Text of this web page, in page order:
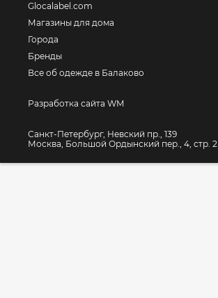
Glocalabel.com
Магазины для дома
Города
Бренды
Все об одежде в Балаково
Разработка сайта WM
Санкт-Петербург, Невский пр., 139
Москва, Большой Ордынский пер., 4, стр. 2